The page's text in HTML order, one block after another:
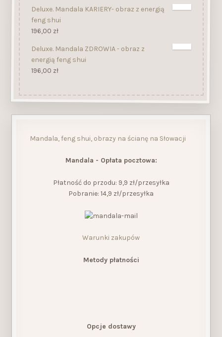
Deluxe. Mandala KARIERY- obraz z energią
feng shui
196,00 zł
Deluxe. Mandala ZDROWIA - obraz z
energią feng shui
196,00 zł
Mandala, feng shui, obrazy na ścianę na Słowacji
Mandala - Opłata pocztowa:
Płatność do przodu: 9,9 zł/przesyłka
Pobranie: 14,9 zł/przesyłka
Warunki zakupów
Metody płatności
Opcje dostawy